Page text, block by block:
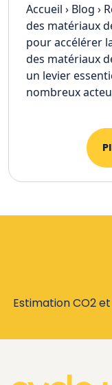
Accueil › Blog ›
des matériaux
pour accélérer
des matériaux
un levier
nombreux
Estimation CO2